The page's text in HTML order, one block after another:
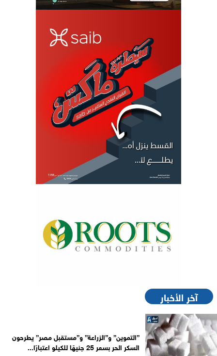
آخر الأخبار
”التموين” و”الزراعة” و”مستقبل مصر” يطرحون
السكر الحر بسعر 25 جنيهًا للكيلو اعتبارًا...